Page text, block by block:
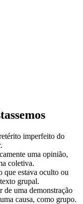
imperfeito do
uma opinião,
coletiva.
que estava oculto ou
grupal.
uma demonstração
causa, como grupo.